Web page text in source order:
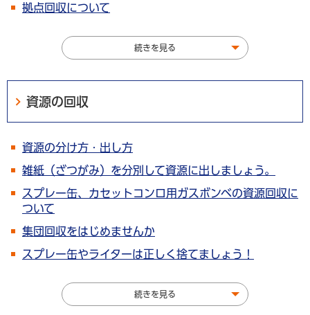
拠点回収について
続きを見る
資源の回収
資源の分け方・出し方
雑紙（ざつがみ）を分別して資源に出しましょう。
スプレー缶、カセットコンロ用ガスボンベの資源回収に
ついて
集団回収をはじめませんか
スプレー缶やライターは正しく捨てましょう！
続きを見る